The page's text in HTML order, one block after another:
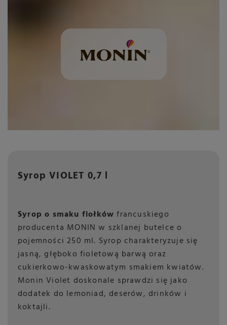
Syrop VIOLET 0,7 l
Syrop o smaku fiołków francuskiego
producenta MONIN w szklanej butelce o
pojemności 250 ml. Syrop charakteryzuje się
jasną, głęboko fioletową barwą oraz
cukierkowo-kwaskowatym smakiem kwiatów.
Monin Violet doskonale sprawdzi się jako
dodatek do lemoniad, deserów, drinków i
koktajli.